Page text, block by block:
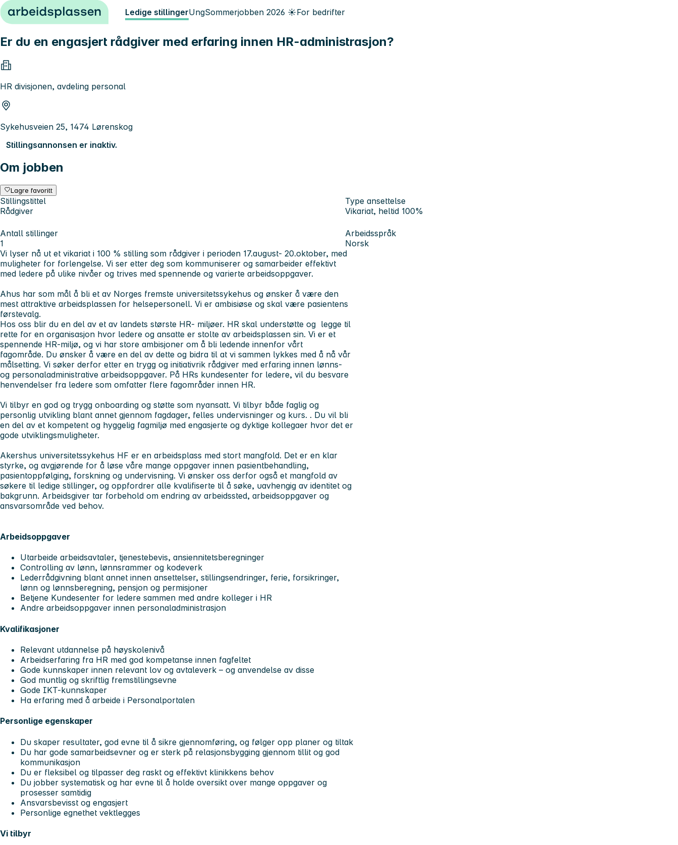
Hopp til innhold Ledige stillingerUngSommerjobben 2026 ☀️For bedrifter
Er du en engasjert rådgiver med erfaring innen HR-administrasjon?
HR divisjonen, avdeling personal
Sykehusveien 25, 1474 Lørenskog
Stillingsannonsen er inaktiv.
Om jobben
Lagre favoritt
Stillingstittel
Rådgiver
Type ansettelse
Vikariat, heltid 100%
Antall stillinger
1
Arbeidsspråk
Norsk
Vi lyser nå ut et vikariat i 100 % stilling som rådgiver i perioden 17.august- 20.oktober, med
muligheter for forlengelse. Vi ser etter deg som kommuniserer og samarbeider effektivt
med ledere på ulike nivåer og trives med spennende og varierte arbeidsoppgaver.
Ahus har som mål å bli et av Norges fremste universitetssykehus og ønsker å være den
mest attraktive arbeidsplassen for helsepersonell. Vi er ambisiøse og skal være pasientens
førstevalg.
Hos oss blir du en del av et av landets største HR- miljøer. HR skal understøtte og legge til
rette for en organisasjon hvor ledere og ansatte er stolte av arbeidsplassen sin. Vi er et
spennende HR-miljø, og vi har store ambisjoner om å bli ledende innenfor vårt
fagområde. Du ønsker å være en del av dette og bidra til at vi sammen lykkes med å nå vår
målsetting. Vi søker derfor etter en trygg og initiativrik rådgiver med erfaring innen lønns-
og personaladministrative arbeidsoppgaver. På HRs kundesenter for ledere, vil du besvare
henvendelser fra ledere som omfatter flere fagområder innen HR.
Vi tilbyr en god og trygg onboarding og støtte som nyansatt. Vi tilbyr både faglig og
personlig utvikling blant annet gjennom fagdager, felles undervisninger og kurs. . Du vil bli
en del av et kompetent og hyggelig fagmiljø med engasjerte og dyktige kollegaer hvor det er
gode utviklingsmuligheter.
Akershus universitetssykehus HF er en arbeidsplass med stort mangfold. Det er en klar
styrke, og avgjørende for å løse våre mange oppgaver innen pasientbehandling,
pasientoppfølging, forskning og undervisning. Vi ønsker oss derfor også et mangfold av
søkere til ledige stillinger, og oppfordrer alle kvalifiserte til å søke, uavhengig av identitet og
bakgrunn. Arbeidsgiver tar forbehold om endring av arbeidssted, arbeidsoppgaver og
ansvarsområde ved behov.
Arbeidsoppgaver
Utarbeide arbeidsavtaler, tjenestebevis, ansiennitetsberegninger
Controlling av lønn, lønnsrammer og kodeverk
Lederrådgivning blant annet innen ansettelser, stillingsendringer, ferie, forsikringer,
lønn og lønnsberegning, pensjon og permisjoner
Betjene Kundesenter for ledere sammen med andre kolleger i HR
Andre arbeidsoppgaver innen personaladministrasjon
Kvalifikasjoner
Relevant utdannelse på høyskolenivå
Arbeidserfaring fra HR med god kompetanse innen fagfeltet
Gode kunnskaper innen relevant lov og avtaleverk – og anvendelse av disse
God muntlig og skriftlig fremstillingsevne
Gode IKT-kunnskaper
Ha erfaring med å arbeide i Personalportalen
Personlige egenskaper
Du skaper resultater, god evne til å sikre gjennomføring, og følger opp planer og tiltak
Du har gode samarbeidsevner og er sterk på relasjonsbygging gjennom tillit og god
kommunikasjon
Du er fleksibel og tilpasser deg raskt og effektivt klinikkens behov
Du jobber systematisk og har evne til å holde oversikt over mange oppgaver og
prosesser samtidig
Ansvarsbevisst og engasjert
Personlige egnethet vektlegges
Vi tilbyr